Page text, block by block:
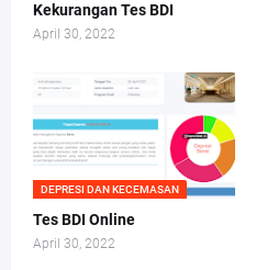
Kekurangan Tes BDI
April 30, 2022
DEPRESI DAN KECEMASAN
Tes BDI Online
April 30, 2022